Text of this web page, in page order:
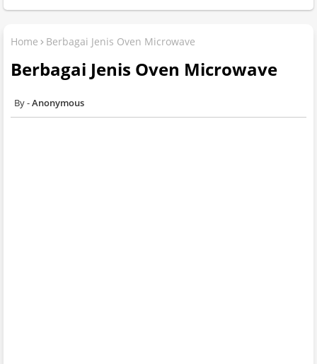
Home Berbagai Jenis Oven Microwave
Berbagai Jenis Oven Microwave
Anonymous